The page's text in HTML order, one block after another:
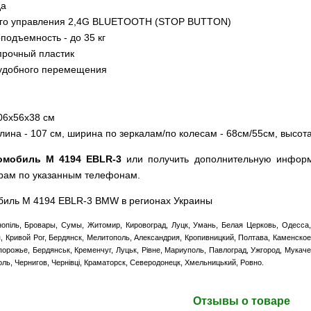
управления 2,4G BLUETOOTH (STOP BUTTON)
- до 35 кг
пластик
перемещения
см
- 107 см, ширина по зеркалам/по колесам - 68см/55см,
M 4194 EBLR-3 или получить дополнительную
по указанным телефонам.
M 4194 EBLR-3 BMW в регионах Украины
Бровары, Сумы, Житомир, Кировоград, Луцк, Умань, Белая Церковь, Одесса,
Кривой Рог, Бердянск, Мелитополь, Александрия, Кропивницкий, Полтава,
Бердянськ, Кременчуг, Луцьк, Рівне, Мариуполь, Павлоград, Ужгород,
Чернигов, Чернівці, Краматорск, Северодонецк, Хмельницький, Ровно.
Отзывы о товаре